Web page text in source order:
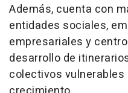
Además, cuenta con
entidades sociales,
empresariales y
desarrollo de
colectivos